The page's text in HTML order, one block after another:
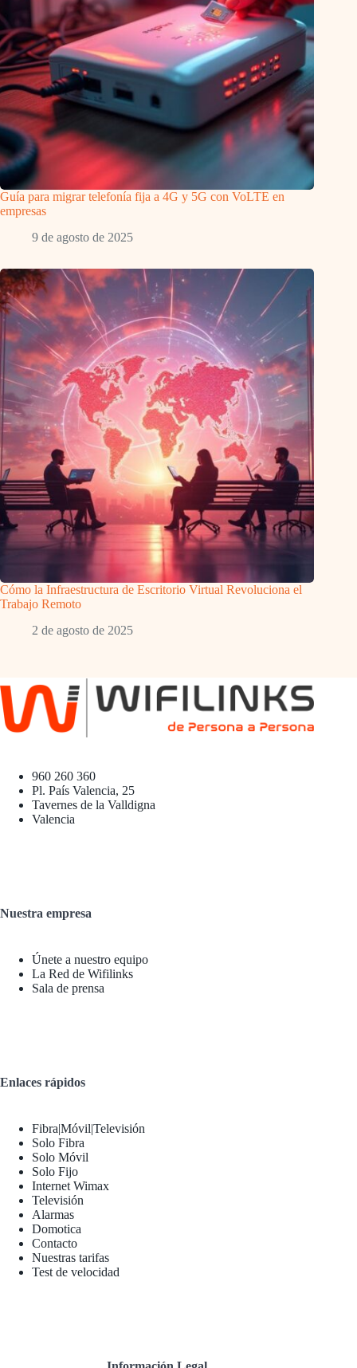
Guía para migrar telefonía fija a 4G y 5G con VoLTE en
empresas
9 de agosto de 2025
Cómo la Infraestructura de Escritorio Virtual Revoluciona el
Trabajo Remoto
2 de agosto de 2025
960 260 360
Pl. País Valencia, 25
Tavernes de la Valldigna
Valencia
Nuestra empresa
Únete a nuestro equipo
La Red de Wifilinks
Sala de prensa
Enlaces rápidos
Fibra|Móvil|Televisión
Solo Fibra
Solo Móvil
Solo Fijo
Internet Wimax
Televisión
Alarmas
Domotica
Contacto
Nuestras tarifas
Test de velocidad